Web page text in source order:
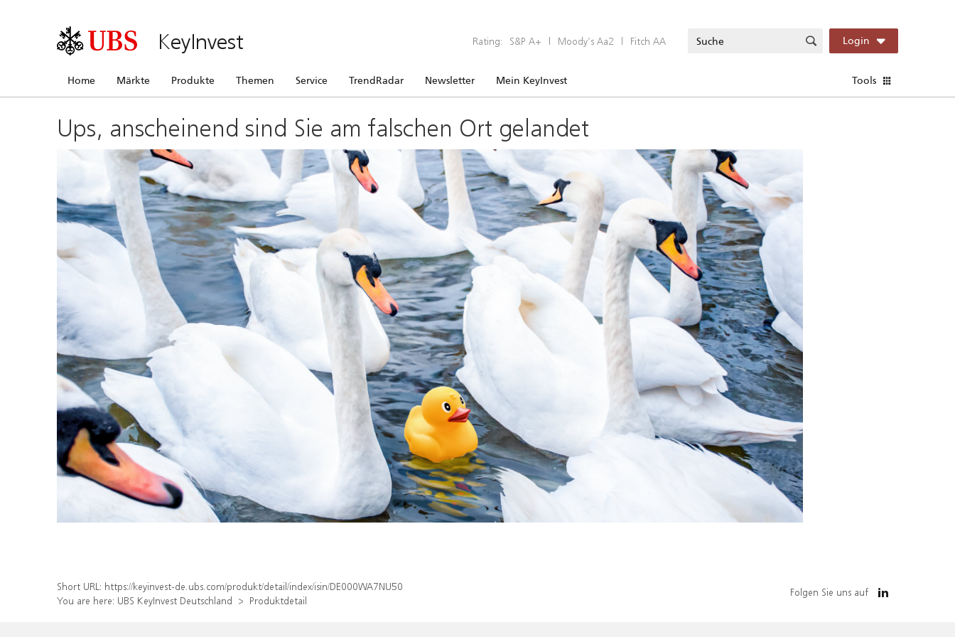
KeyInvest Rating: S&P A+ | Moody’s Aa2 | Fitch AA Login
Home Märkte Produkte Themen Service TrendRadar Newsletter Mein KeyInvest Tools
Ups, anscheinend sind Sie am falschen Ort gelandet
Short URL: https://keyinvest-de.ubs.com/produkt/detail/index/isin/DE000WA7NU50
You are here: UBS KeyInvest Deutschland Produktdetail
Folgen Sie uns auf